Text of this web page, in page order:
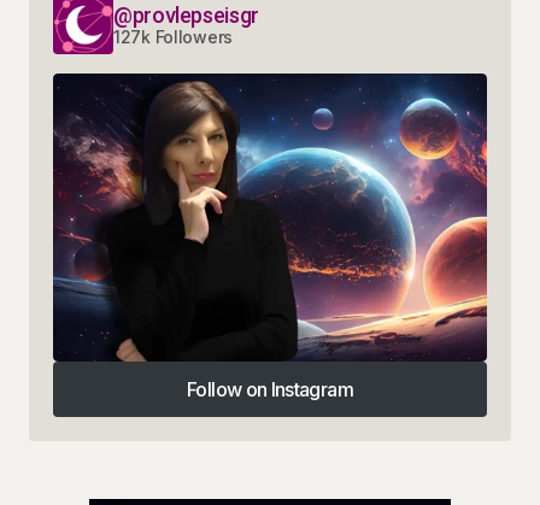
@provlepseisgr
127k Followers
Follow on Instagram
Follow on Instagram